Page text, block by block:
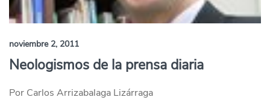
noviembre 2, 2011
Neologismos de la prensa diaria
Por Carlos Arrizabalaga Lizárraga